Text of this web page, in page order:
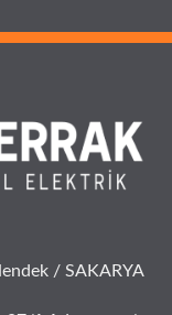
/ SAKARYA